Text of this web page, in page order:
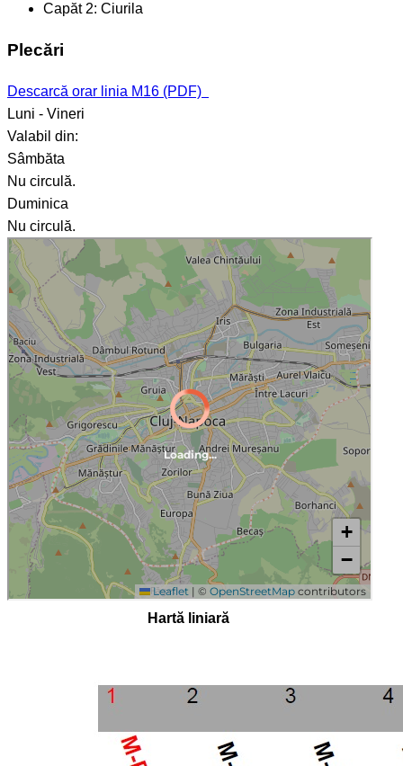
Capăt 2: Ciurila
Plecări
Descarcă orar linia M16 (PDF)
Luni - Vineri
Valabil din:
Sâmbăta
Nu circulă.
Duminica
Nu circulă.
Hartă liniară